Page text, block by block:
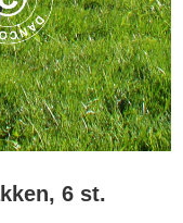
6 st.